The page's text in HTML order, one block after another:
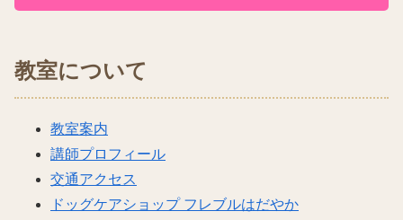
教室について
教室案内
講師プロフィール
交通アクセス
ドッグケアショップ フレブルはだやか